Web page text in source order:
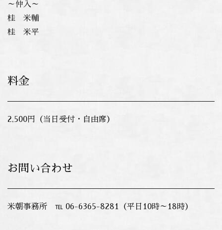
～仲入～
桂 米輔
桂 米平
料金
2,500円（当日受付・自由席）
お問い合わせ
米朝事務所 ℡ 06-6365-8281（平日10時～18時）